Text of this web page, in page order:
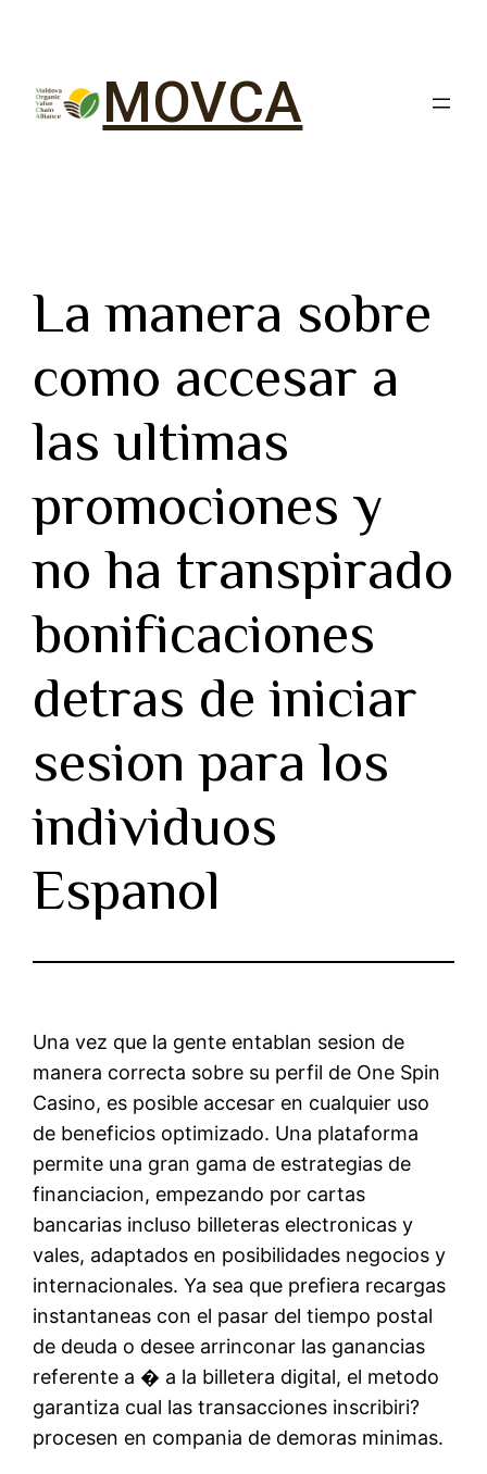
MOVCA
La manera sobre
como accesar a
las ultimas
promociones y
no ha transpirado
bonificaciones
detras de iniciar
sesion para los
individuos
Espanol
Una vez que la gente entablan sesion de
manera correcta sobre su perfil de One Spin
Casino, es posible accesar en cualquier uso
de beneficios optimizado. Una plataforma
permite una gran gama de estrategias de
financiacion, empezando por cartas
bancarias incluso billeteras electronicas y
vales, adaptados en posibilidades negocios y
internacionales. Ya sea que prefiera recargas
instantaneas con el pasar del tiempo postal
de deuda o desee arrinconar las ganancias
referente a � a la billetera digital, el metodo
garantiza cual las transacciones inscribiri?
procesen en compania de demoras minimas.